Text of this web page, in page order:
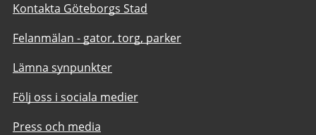
Kontakta Göteborgs Stad
Felanmälan - gator, torg, parker
Lämna synpunkter
Följ oss i sociala medier
Press och media